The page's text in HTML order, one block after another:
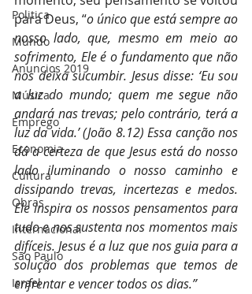
Politica
Mundo
Anuncios 2019
Música
Emprego
Economia
Cultura
Obras
Internacional
São Paulo
Israel
para Deus, “o único que está sempre ao
nosso lado, que, mesmo em meio ao
sofrimento, Ele é o fundamento que não
nos deixa sucumbir. Jesus disse: ‘Eu sou
a luz do mundo; quem me segue não
andará nas trevas; pelo contrário, terá a
luz da vida.’ (João 8.12) Essa canção nos
dá a certeza de que Jesus está do nosso
lado iluminando o nosso caminho e
dissipando trevas, incertezas e medos.
Ele inspira os nossos pensamentos para
tudo e nos sustenta nos momentos mais
difíceis. Jesus é a luz que nos guia para a
solução dos problemas que temos de
enfrentar e vencer todos os dias.”